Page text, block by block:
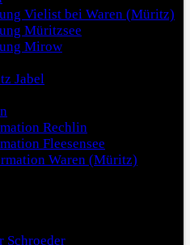
Vielist bei Waren (Müritz)
Müritzsee
Mirow
Jabel
Rechlin
Fleesensee
Waren (Müritz)
Schroeder